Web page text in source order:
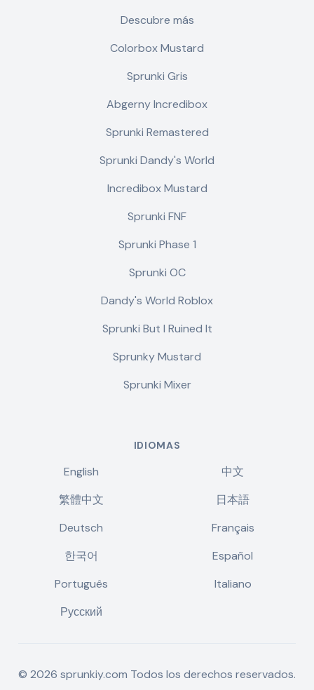
Descubre más
Colorbox Mustard
Sprunki Gris
Abgerny Incredibox
Sprunki Remastered
Sprunki Dandy's World
Incredibox Mustard
Sprunki FNF
Sprunki Phase 1
Sprunki OC
Dandy's World Roblox
Sprunki But I Ruined It
Sprunky Mustard
Sprunki Mixer
IDIOMAS
English
中文
繁體中文
日本語
Deutsch
Français
한국어
Español
Português
Italiano
Русский
© 2026 sprunkiy.com Todos los derechos reservados.